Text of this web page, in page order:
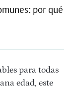
por qué
para todas
edad, este